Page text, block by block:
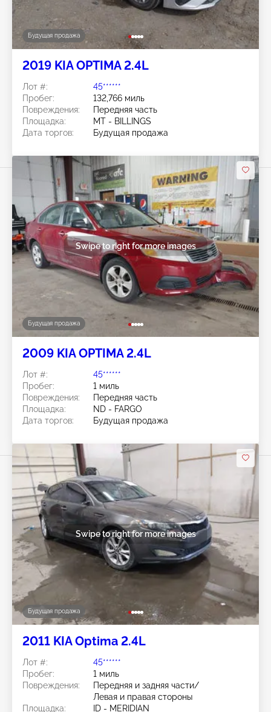
Будущая продажа
2019 KIA OPTIMA 2.4L
Лот #:
45******
Пробег:
132,766 миль
Повреждения:
Передняя часть
Площадка:
MT - BILLINGS
Дата торгов:
Будущая продажа
Будущая продажа
Swipe to right for more images
2009 KIA OPTIMA 2.4L
Лот #:
45******
Пробег:
1 миль
Повреждения:
Передняя часть
Площадка:
ND - FARGO
Дата торгов:
Будущая продажа
Будущая продажа
Swipe to right for more images
2011 KIA Optima 2.4L
Лот #:
45******
Пробег:
1 миль
Повреждения:
Передняя и задняя части/
Левая и правая стороны
Площадка:
ID - MERIDIAN